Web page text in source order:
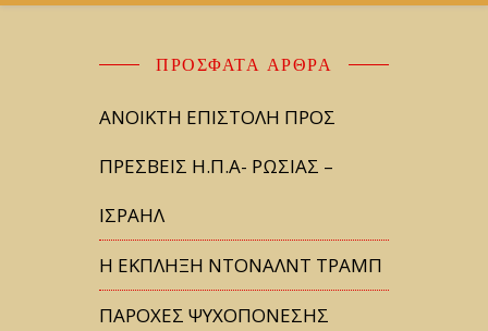
ΠΡΌΣΦΑΤΑ ΆΡΘΡΑ
ΑΝΟΙΚΤΗ ΕΠΙΣΤΟΛΗ ΠΡΟΣ
ΠΡΕΣΒΕΙΣ Η.Π.Α- ΡΩΣΙΑΣ –
ΙΣΡΑΗΛ
Η ΕΚΠΛΗΞΗ ΝΤΟΝΑΛΝΤ ΤΡΑΜΠ
ΠΑΡΟΧΕΣ ΨΥΧΟΠΟΝΕΣΗΣ